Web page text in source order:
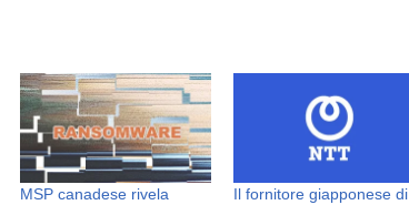
MSP canadese rivela
Il fornitore giapponese di